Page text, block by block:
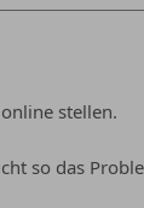
stellen.
so das